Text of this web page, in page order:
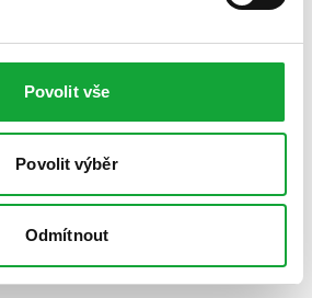
Povolit vše
Povolit výběr
Odmítnout